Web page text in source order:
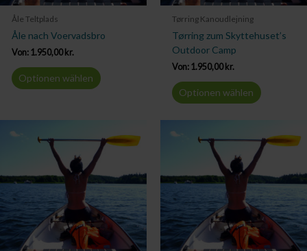
Åle Teltplads
Åle nach Voervadsbro
Von: 1.950,00kr.
Optionen wählen
Tørring Kanoudlejning
Tørring zum Skyttehuset’s
Outdoor Camp
Von: 1.950,00kr.
Optionen wählen